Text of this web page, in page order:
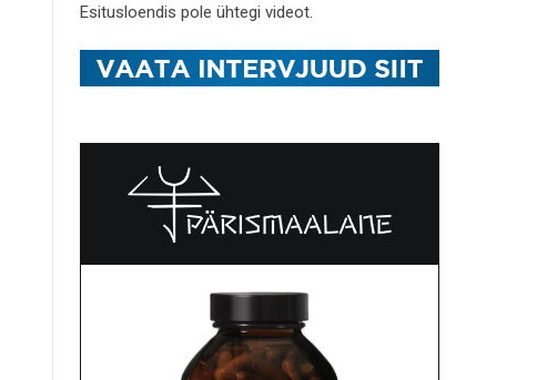
Esitusloendis pole ühtegi videot.